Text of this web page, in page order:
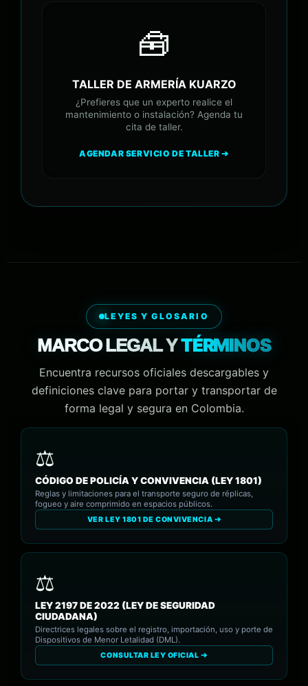
🧰
TALLER DE ARMERÍA KUARZO
¿Prefieres que un experto realice el
mantenimiento o instalación? Agenda tu
cita de taller.
AGENDAR SERVICIO DE TALLER ➔
LEYES Y GLOSARIO
MARCO LEGAL YTÉRMINOS
Encuentra recursos oficiales descargables y
definiciones clave para portar y transportar de
forma legal y segura en Colombia.
CÓDIGO DE POLICÍA Y CONVIVENCIA (LEY 1801)
Reglas y limitaciones para el transporte seguro de réplicas,
fogueo y aire comprimido en espacios públicos.
VER LEY 1801 DE CONVIVENCIA ➔
LEY 2197 DE 2022 (LEY DE SEGURIDAD
CIUDADANA)
Directrices legales sobre el registro, importación, uso y porte de
Dispositivos de Menor Letalidad (DML).
CONSULTAR LEY OFICIAL ➔